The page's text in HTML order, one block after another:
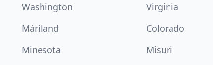
Washington
Virginia
Máriland
Colorado
Minesota
Misuri